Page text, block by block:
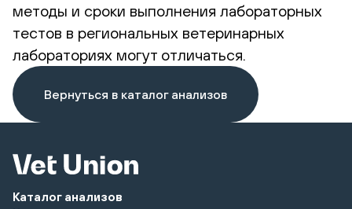
методы и сроки выполнения лабораторных
тестов в региональных ветеринарных
лабораториях могут отличаться.
Вернуться в каталог анализов
Каталог анализов